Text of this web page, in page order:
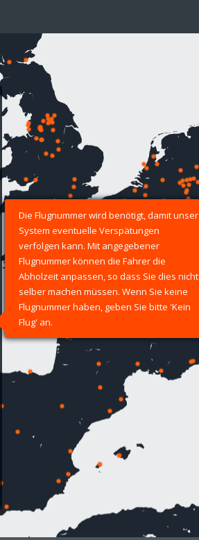
Die Flugnummer wird benötigt, damit unser
System eventuelle Verspätungen
verfolgen kann. Mit angegebener
Flugnummer können die Fahrer die
Abholzeit anpassen, so dass Sie dies nicht
selber machen müssen. Wenn Sie keine
Flugnummer haben, geben Sie bitte 'Kein
Flug' an.